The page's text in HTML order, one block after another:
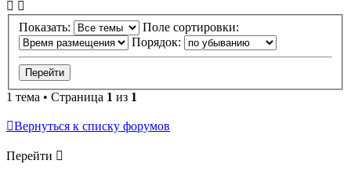
Показать:
Поле сортировки:
Порядок:
1 тема • Страница 1 из 1
Вернуться к списку форумов
Перейти